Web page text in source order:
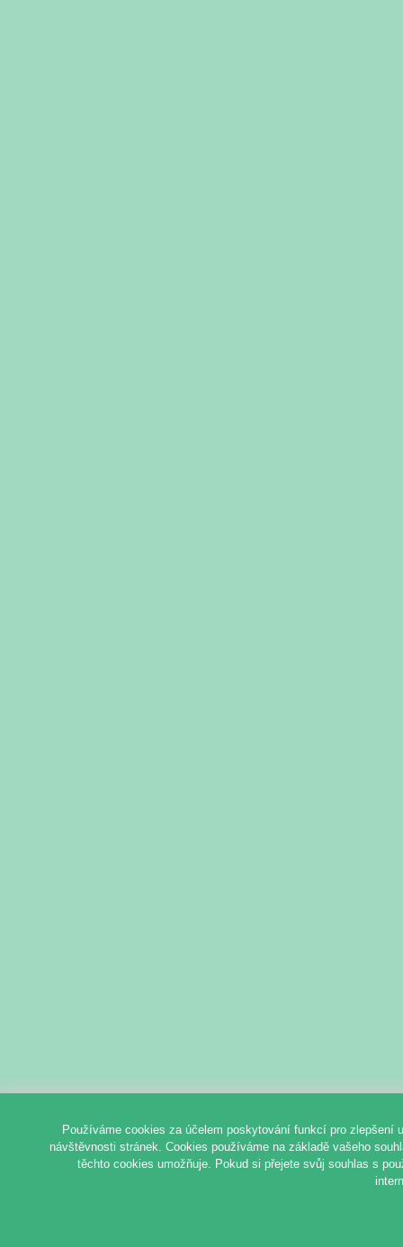
Používáme cookies za účelem poskytování funkcí pro zlepšení
návštěvnosti stránek. Cookies používáme na základě vašeho
těchto cookies umožňuje. Pokud si přejete svůj souhlas s